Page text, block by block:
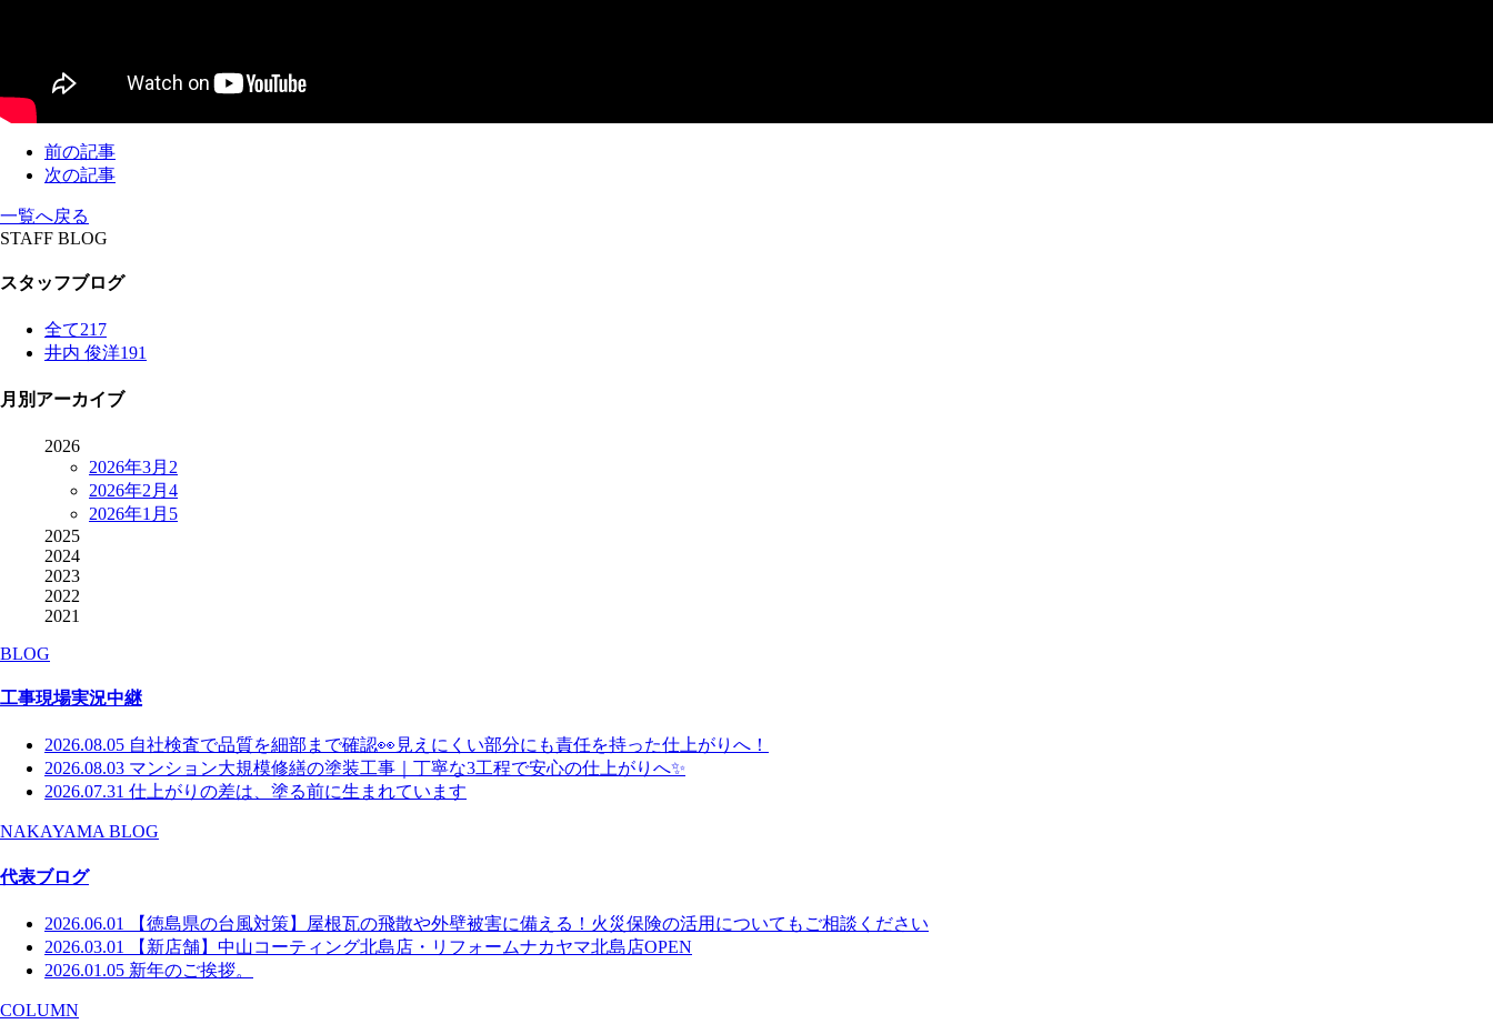
前の記事
次の記事
一覧へ戻る
STAFF BLOG
スタッフブログ
全て217
井内 俊洋191
月別アーカイブ
2026
2026年3月 2
2026年2月 4
2026年1月 5
2025
2024
2023
2022
2021
BLOG
工事現場実況中継
2026.08.05 自社検査で品質を細部まで確認👀見えにくい部分にも責任を持った仕上がりへ！
2026.08.03 マンション大規模修繕の塗装工事｜丁寧な3工程で安心の仕上がりへ✨
2026.07.31 仕上がりの差は、塗る前に生まれています
NAKAYAMA BLOG
代表ブログ
2026.06.01
【徳島県の台風対策】屋根瓦の飛散や外壁被害に備える！火災保険の活用についてもご相談ください
2026.03.01
【新店舗】中山コーティング北島店・リフォームナカヤマ北島店OPEN
2026.01.05 新年のご挨拶。
COLUMN